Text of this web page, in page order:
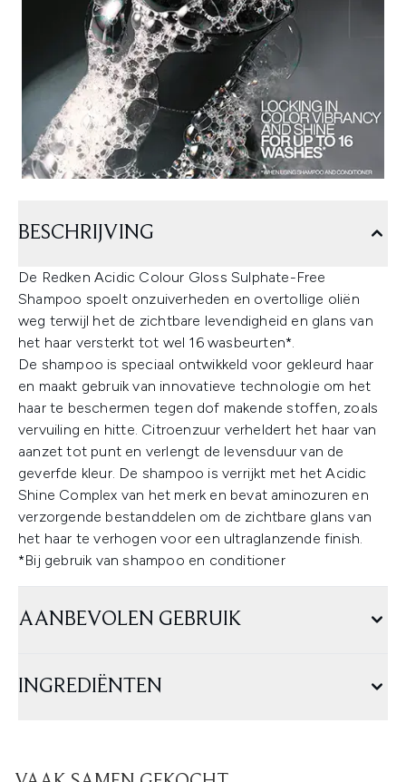
BESCHRIJVING
De Redken Acidic Colour Gloss Sulphate-Free
Shampoo spoelt onzuiverheden en overtollige oliën
weg terwijl het de zichtbare levendigheid en glans van
het haar versterkt tot wel 16 wasbeurten*.
De shampoo is speciaal ontwikkeld voor gekleurd haar
en maakt gebruik van innovatieve technologie om het
haar te beschermen tegen dof makende stoffen, zoals
vervuiling en hitte. Citroenzuur verheldert het haar van
aanzet tot punt en verlengt de levensduur van de
geverfde kleur. De shampoo is verrijkt met het Acidic
Shine Complex van het merk en bevat aminozuren en
verzorgende bestanddelen om de zichtbare glans van
het haar te verhogen voor een ultraglanzende finish.
*Bij gebruik van shampoo en conditioner
AANBEVOLEN GEBRUIK
INGREDIËNTEN